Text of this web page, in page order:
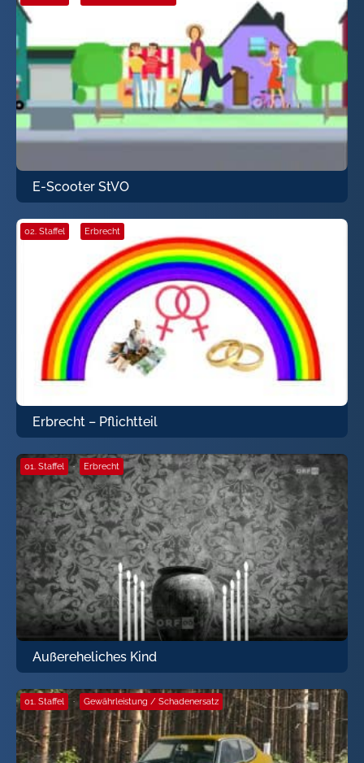
E-Scooter StVO
02. Staffel Erbrecht
Erbrecht – Pflichtteil
01. Staffel · Erbrecht
Außereheliches Kind
01. Staffel · Gewährleistung / Schadenersatz